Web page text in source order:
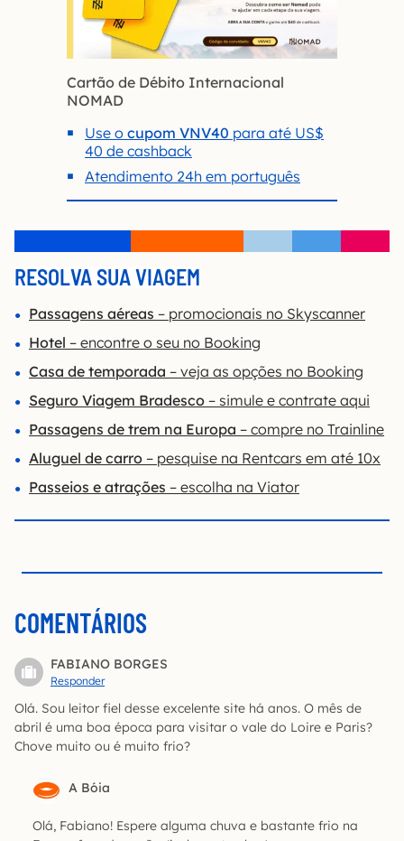
Cartão de Débito Internacional
NOMAD
Use o cupom VNV40 para até US$
40 de cashback
Atendimento 24h em português
RESOLVA SUA VIAGEM
Passagens aéreas – promocionais no Skyscanner
Hotel – encontre o seu no Booking
Casa de temporada – veja as opções no Booking
Seguro Viagem Bradesco – simule e contrate aqui
Passagens de trem na Europa – compre no Trainline
Aluguel de carro – pesquise na Rentcars em até 10x
Passeios e atrações – escolha na Viator
COMENTÁRIOS
FABIANO BORGES
Responder
Olá. Sou leitor fiel desse excelente site há anos. O mês de
abril é uma boa época para visitar o vale do Loire e Paris?
Chove muito ou é muito frio?
A Bóia
Olá, Fabiano! Espere alguma chuva e bastante frio na